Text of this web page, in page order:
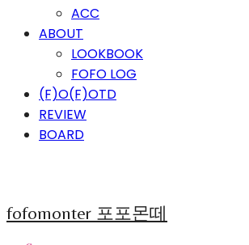
ACC
ABOUT
LOOKBOOK
FOFO LOG
(F)O(F)OTD
REVIEW
BOARD
fofomonter 포포몬떼